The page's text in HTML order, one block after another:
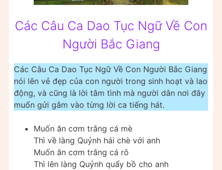
Các Câu Ca Dao Tục Ngữ Về Con
Người Bắc Giang
Các Câu Ca Dao Tục Ngữ Về Con Người Bắc Giang
nói lên vẻ đẹp của con người trong sinh hoạt và lao
động, và cũng là lời tâm tình mà người dân nơi đây
muốn gửi gắm vào từng lời ca tiếng hát.
Muốn ăn cơm trắng cá mè
Thì về làng Quỷnh hái chè với anh
Muốn ăn cơm trắng cá rô
Thì lên làng Quỷnh quẩy bồ cho anh